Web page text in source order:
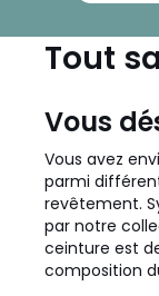
Tout
Vous
Vous avez
parmi
revêtement.
par notre
ceinture est
composition